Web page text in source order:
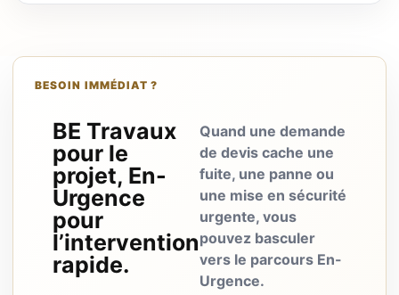
BESOIN IMMÉDIAT ?
BE Travaux
pour le
projet, En-
Urgence
pour
l’intervention
rapide.
Quand une demande
de devis cache une
fuite, une panne ou
une mise en sécurité
urgente, vous
pouvez basculer
vers le parcours En-
Urgence.